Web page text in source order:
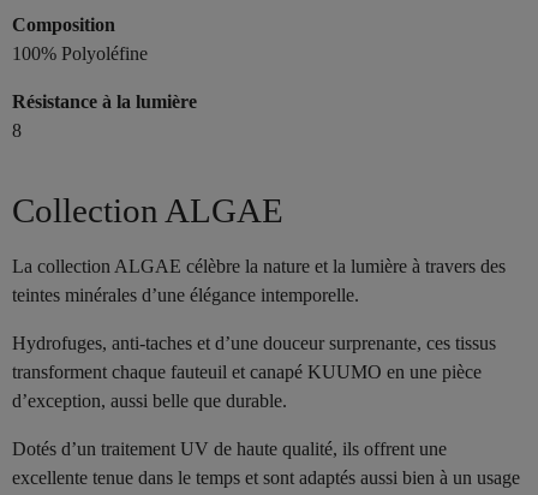
Composition
100% Polyoléfine
Résistance à la lumière
8
Collection ALGAE
La collection ALGAE célèbre la nature et la lumière à travers des
teintes minérales d’une élégance intemporelle.
Hydrofuges, anti-taches et d’une douceur surprenante, ces tissus
transforment chaque fauteuil et canapé KUUMO en une pièce
d’exception, aussi belle que durable.
Dotés d’un traitement UV de haute qualité, ils offrent une
excellente tenue dans le temps et sont adaptés aussi bien à un usage